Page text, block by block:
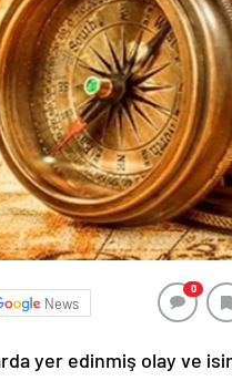
News
0
yer edinmiş olay ve